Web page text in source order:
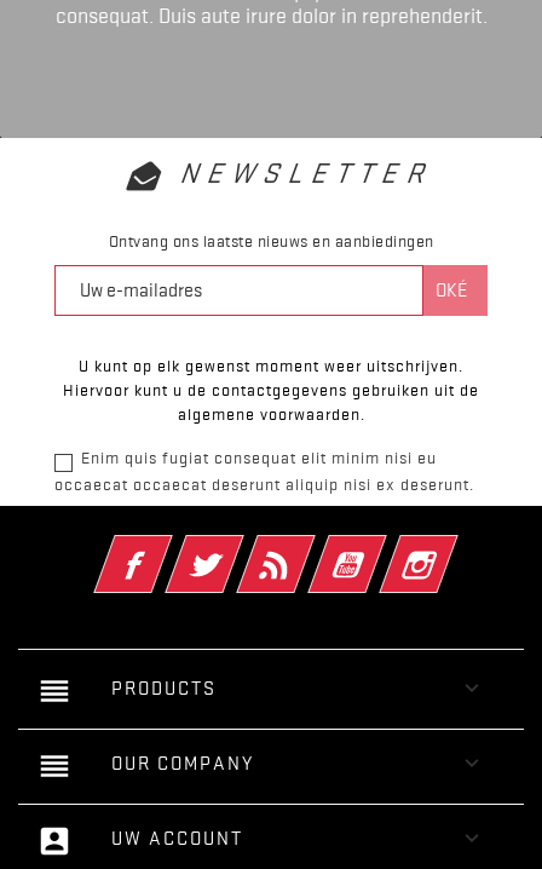
consequat. Duis aute irure dolor in reprehenderit.
NEWSLETTER
Ontvang ons laatste nieuws en aanbiedingen
U kunt op elk gewenst moment weer uitschrijven.
Hiervoor kunt u de contactgegevens gebruiken uit de
algemene voorwaarden.
Enim quis fugiat consequat elit minim nisi eu
occaecat occaecat deserunt aliquip nisi ex deserunt.
FacebookTwitter RSS YouTube Instagram
reorder PRODUCTS 
reorder OUR COMPANY 
account_box UW ACCOUNT 